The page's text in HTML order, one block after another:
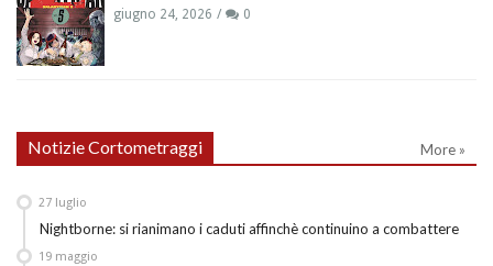
giugno 24, 2026 0
Notizie Cortometraggi More »
Nightborne: si rianimano i caduti affinchè continuino a combattere
27 luglio
19 maggio